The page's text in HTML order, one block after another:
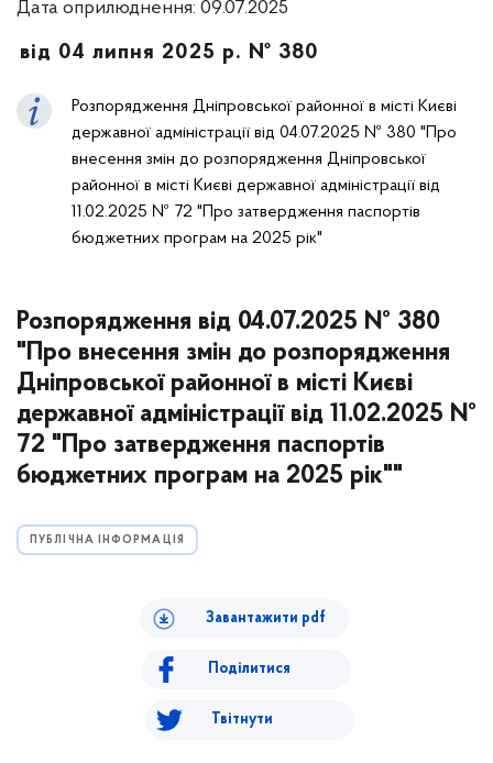
Дата оприлюднення: 09.07.2025
від 04 липня 2025 р. № 380
Розпорядження Дніпровської районної в місті Києві
державної адміністрації від 04.07.2025 № 380 "Про
внесення змін до розпорядження Дніпровської
районної в місті Києві державної адміністрації від
11.02.2025 № 72 "Про затвердження паспортів
бюджетних програм на 2025 рік"
Розпорядження від 04.07.2025 № 380
"Про внесення змін до розпорядження
Дніпровської районної в місті Києві
державної адміністрації від 11.02.2025 №
72 "Про затвердження паспортів
бюджетних програм на 2025 рік""
ПУБЛІЧНА ІНФОРМАЦІЯ
Завантажити pdf
Поділитися
Твітнути